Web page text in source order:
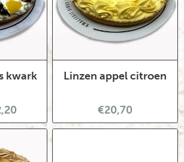
kwark Linzen appel citroen
€20,70